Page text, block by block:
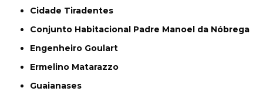
Cidade Tiradentes
Conjunto Habitacional Padre Manoel da Nóbrega
Engenheiro Goulart
Ermelino Matarazzo
Guaianases